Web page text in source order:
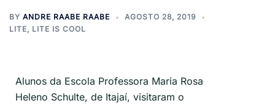
BY ANDRE RAABE RAABE
AGOSTO 28, 2019
LITE, LITE IS COOL
Alunos da Escola Professora Maria Rosa
Heleno Schulte, de Itajaí, visitaram o